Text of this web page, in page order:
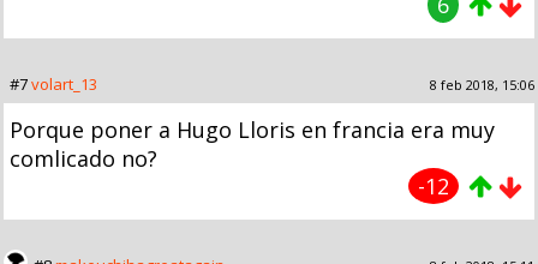
#7volart_13 8 feb 2018, 15:06
Porque poner a Hugo Lloris en francia era muy
comlicado no?
-12